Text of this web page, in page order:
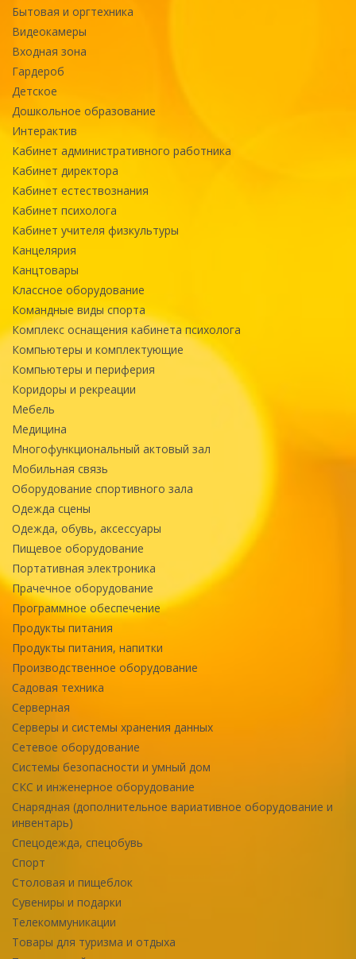
Бытовая и оргтехника
Видеокамеры
Входная зона
Гардероб
Детское
Дошкольное образование
Интерактив
Кабинет административного работника
Кабинет директора
Кабинет естествознания
Кабинет психолога
Кабинет учителя физкультуры
Канцелярия
Канцтовары
Классное оборудование
Командные виды спорта
Комплекс оснащения кабинета психолога
Компьютеры и комплектующие
Компьютеры и периферия
Коридоры и рекреации
Мебель
Медицина
Многофункциональный актовый зал
Мобильная связь
Оборудование спортивного зала
Одежда сцены
Одежда, обувь, аксессуары
Пищевое оборудование
Портативная электроника
Прачечное оборудование
Программное обеспечение
Продукты питания
Продукты питания, напитки
Производственное оборудование
Садовая техника
Серверная
Серверы и системы хранения данных
Сетевое оборудование
Системы безопасности и умный дом
СКС и инженерное оборудование
Снарядная (дополнительное вариативное оборудование и
инвентарь)
Спецодежда, спецобувь
Спорт
Столовая и пищеблок
Сувениры и подарки
Телекоммуникации
Товары для туризма и отдыха